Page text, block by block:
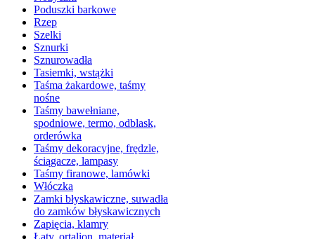
Poduszki barkowe
Rzep
Szelki
Sznurki
Sznurowadła
Tasiemki, wstążki
Taśma żakardowe, taśmy
nośne
Taśmy bawełniane,
spodniowe, termo, odblask,
orderówka
Taśmy dekoracyjne, frędzle,
ściągacze, lampasy
Taśmy firanowe, lamówki
Włóczka
Zamki błyskawiczne, suwadła
do zamków błyskawicznych
Zapięcia, klamry
Łaty, ortalion, materiał